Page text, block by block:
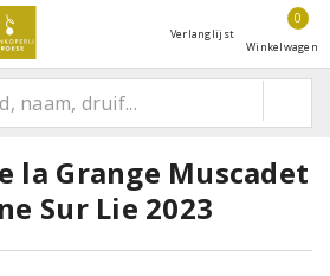
Verlanglijst
0
Winkelwagen
la Grange Muscadet
Sur Lie 2023